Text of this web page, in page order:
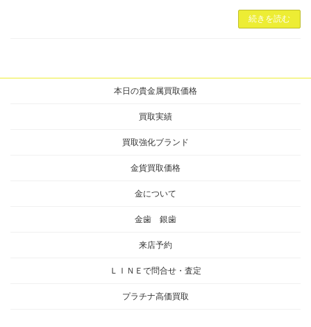
続きを読む
本日の貴金属買取価格
買取実績
買取強化ブランド
金貨買取価格
金について
金歯 銀歯
来店予約
ＬＩＮＥで問合せ・査定
プラチナ高価買取